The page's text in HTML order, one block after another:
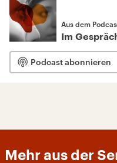
Aus dem
Im
Podcast abonnieren
Mehr aus der